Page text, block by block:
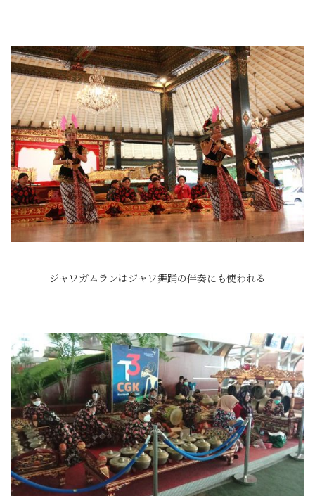
ジャワガムランはジャワ舞踊の伴奏にも使われる